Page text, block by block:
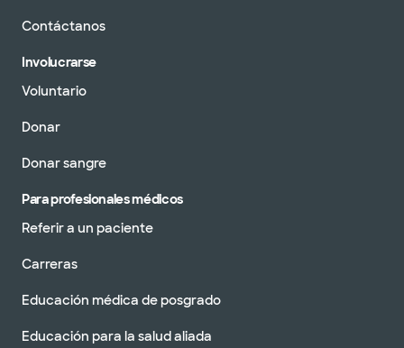
Contáctanos
Involucrarse
Voluntario
Donar
Donar sangre
Para profesionales médicos
Referir a un paciente
Carreras
Educación médica de posgrado
Educación para la salud aliada